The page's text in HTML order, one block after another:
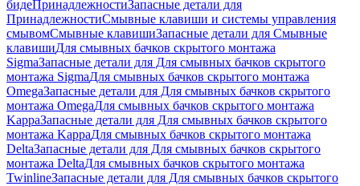
бидеПринадлежностиЗапасные детали для
ПринадлежностиСмывные клавиши и системы управления
смывомСмывные клавишиЗапасные детали для Смывные
клавишиДля смывных бачков скрытого монтажа
SigmaЗапасные детали для Для смывных бачков скрытого
монтажа SigmaДля смывных бачков скрытого монтажа
OmegaЗапасные детали для Для смывных бачков скрытого
монтажа OmegaДля смывных бачков скрытого монтажа
KappaЗапасные детали для Для смывных бачков скрытого
монтажа KappaДля смывных бачков скрытого монтажа
DeltaЗапасные детали для Для смывных бачков скрытого
монтажа DeltaДля смывных бачков скрытого монтажа
TwinlineЗапасные детали для Для смывных бачков скрытого